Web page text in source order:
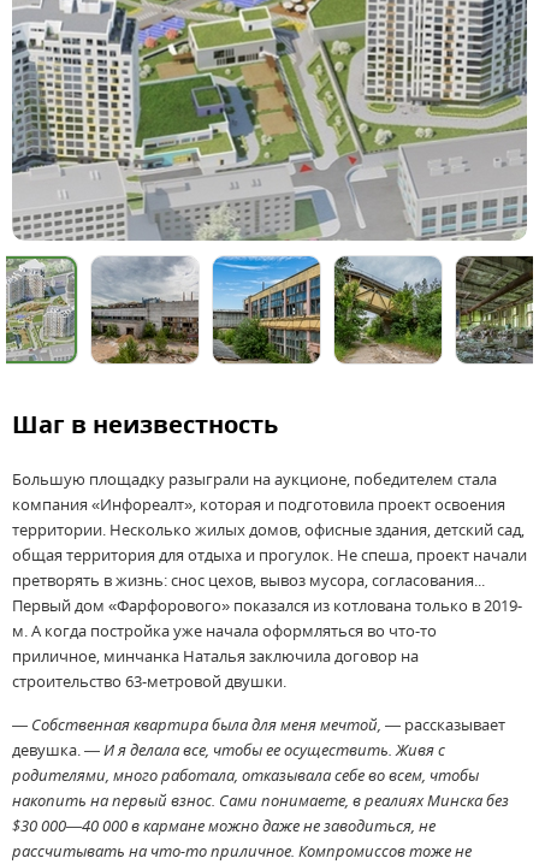
Шаг в неизвестность
Большую площадку разыграли на аукционе, победителем стала
компания «Инфореалт», которая и подготовила проект освоения
территории. Несколько жилых домов, офисные здания, детский сад,
общая территория для отдыха и прогулок. Не спеша, проект начали
претворять в жизнь: снос цехов, вывоз мусора, согласования...
Первый дом «Фарфорового» показался из котлована только в 2019-
м. А когда постройка уже начала оформляться во что-то
приличное, минчанка Наталья заключила договор на
строительство 63-метровой двушки.
— Собственная квартира была для меня мечтой, — рассказывает
девушка. —И я делала все, чтобы ее осуществить. Живя с
родителями, много работала, отказывала себе во всем, чтобы
накопить на первый взнос. Сами понимаете, в реалиях Минска без
$30 000—40 000 в кармане можно даже не заводиться, не
рассчитывать на что-то приличное. Компромиссов тоже не